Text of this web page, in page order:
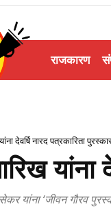
राजकारण
देवर्षि नारद पत्रकारिता
यांना
यांना ‘जीवन गौरव